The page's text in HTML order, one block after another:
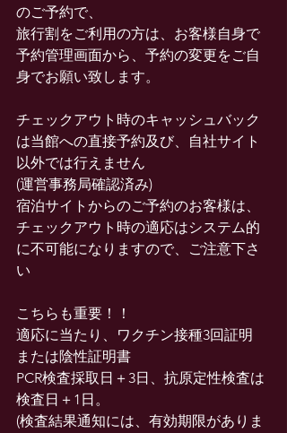
のご予約で、
旅行割をご利用の方は、お客様自身で
予約管理画面から、予約の変更をご自
身でお願い致します。
チェックアウト時のキャッシュバック
は当館への直接予約及び、自社サイト
以外では行えません
(運営事務局確認済み)
宿泊サイトからのご予約のお客様は、
チェックアウト時の適応はシステム的
に不可能になりますので、ご注意下さ
い
こちらも重要！！
適応に当たり、ワクチン接種3回証明
または陰性証明書
PCR検査採取日＋3日、抗原定性検査は
検査日＋1日。
(検査結果通知には、有効期限がありま